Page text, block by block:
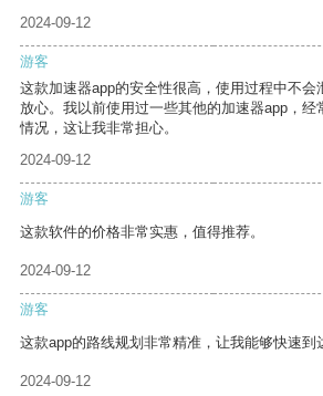
2024-09-12
游客
这款加速器app的安全性很高，使用过程中不会
放心。我以前使用过一些其他的加速器app，经
情况，这让我非常担心。
2024-09-12
游客
这款软件的价格非常实惠，值得推荐。
2024-09-12
游客
这款app的路线规划非常精准，让我能够快速到
2024-09-12